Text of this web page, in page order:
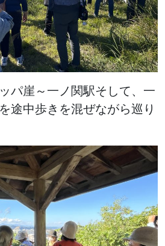
パ崖～一ノ関駅そして、一
途中歩きを混ぜながら巡り